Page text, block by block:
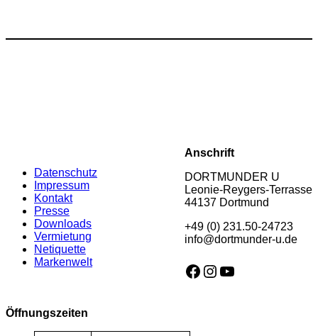
Datenschutz
Impressum
Kontakt
Presse
Downloads
Vermietung
Netiquette
Markenwelt
Anschrift
DORTMUNDER U
Leonie-Reygers-Terrasse
44137 Dortmund
+49 (0) 231.50-24723
info@dortmunder-u.de
Facebook
Instagram
YouTube
Öffnungszeiten